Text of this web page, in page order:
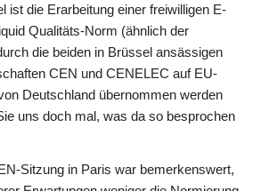
ist die Erarbeitung einer freiwilligen E-
Qualitäts-Norm (ähnlich der
die beiden in Brüssel ansässigen
CEN und CENELEC auf EU-
Deutschland übernommen werden
uns doch mal, was da so besprochen
Sitzung in Paris war bemerkenswert,